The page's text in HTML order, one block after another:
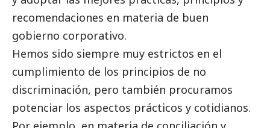
recomendaciones en materia de buen
gobierno corporativo.
Hemos sido siempre muy estrictos en el
cumplimiento de los principios de no
discriminación, pero también procuramos
potenciar los aspectos prácticos y cotidianos.